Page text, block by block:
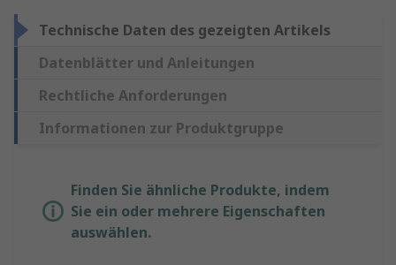
Technische Daten des gezeigten Artikels
Datenblätter und Anleitungen
Rechtliche Anforderungen
Informationen zur Produktgruppe
Finden Sie ähnliche Produkte, indem
Sie ein oder mehrere Eigenschaften
auswählen.